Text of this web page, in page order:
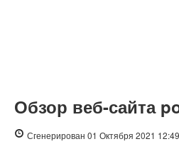
Обзор веб-сайта
Сгенерирован 01 Октября 2021 12:49